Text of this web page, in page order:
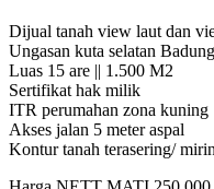
Dijual tanah view laut dan
Ungasan kuta selatan
Luas 15 are || 1.500 M2
Sertifikat hak milik
ITR perumahan zona kuning
Akses jalan 5 meter aspal
Kontur tanah terasering/